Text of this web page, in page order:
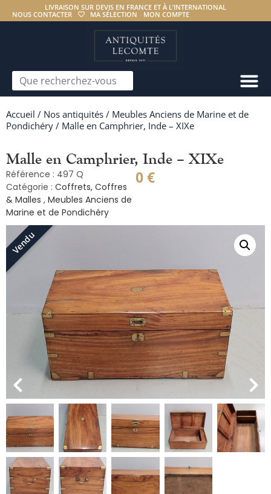
LIVRAISON SUR DEVIS EN FRANCE ET À L’INTERNATIONAL
NOUS CONTACTER
MA SÉLECTION MON COMPTE
Accueil / Nos antiquités / Meubles Anciens de Marine et de
Pondichéry / Malle en Camphrier, Inde – XIXe
Malle en Camphrier, Inde – XIXe
Référence : 497 Q
Catégorie : Coffrets, Coffres
& Malles , Meubles Anciens de
Marine et de Pondichéry
0€
Vendu